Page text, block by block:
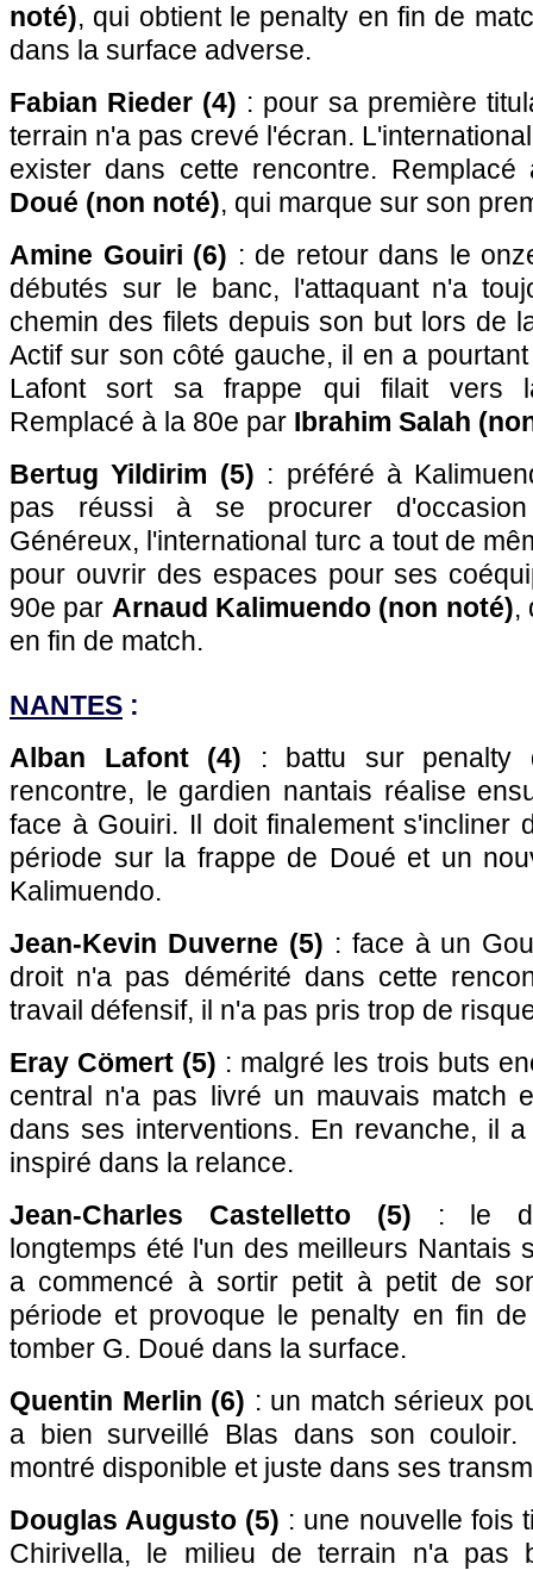
noté), qui obtient le penalty en fin de
dans la surface adverse.
Fabian Rieder (4) : pour sa première
terrain n'a pas crevé l'écran.
exister dans cette rencontre.
Doué (non noté), qui marque sur son
Amine Gouiri (6) : de retour dans le
débutés sur le banc, l'attaquant n'a
chemin des filets depuis son but lors de
Actif sur son côté gauche, il en a
Lafont sort sa frappe qui filait vers
Remplacé à la 80e par Ibrahim Salah
Bertug Yildirim (5) : préféré à
pas réussi à se procurer
Généreux, l'international turc a tout de
pour ouvrir des espaces pour ses
90e par Arnaud Kalimuendo (non noté),
en fin de match.
NANTES :
Alban Lafont (4) : battu sur penalty
rencontre, le gardien nantais réalise
face à Gouiri. Il doit finalement s'incliner
période sur la frappe de Doué et un
Kalimuendo.
Jean-Kevin Duverne (5) : face à un
droit n'a pas démérité dans cette
travail défensif, il n'a pas pris trop de
Eray Cömert (5) : malgré les trois buts
central n'a pas livré un mauvais match
dans ses interventions. En revanche, il
inspiré dans la relance.
Jean-Charles Castelletto (5) : le
longtemps été l'un des meilleurs Nantais
a commencé à sortir petit à petit de
période et provoque le penalty en fin
tomber G. Doué dans la surface.
Quentin Merlin (6) : un match sérieux
a bien surveillé Blas dans son
montré disponible et juste dans ses
Douglas Augusto (5) : une nouvelle fois
Chirivella, le milieu de terrain n'a pas